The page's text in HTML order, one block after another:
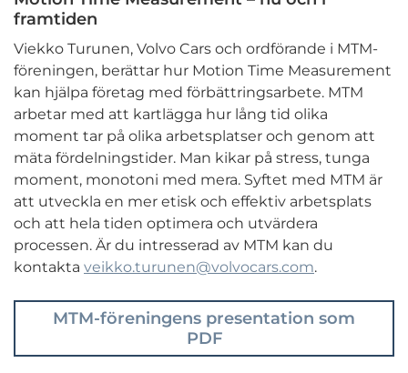
framtiden
Viekko Turunen, Volvo Cars och ordförande i MTM-
föreningen, berättar hur Motion Time Measurement
kan hjälpa företag med förbättringsarbete. MTM
arbetar med att kartlägga hur lång tid olika
moment tar på olika arbetsplatser och genom att
mäta fördelningstider. Man kikar på stress, tunga
moment, monotoni med mera. Syftet med MTM är
att utveckla en mer etisk och effektiv arbetsplats
och att hela tiden optimera och utvärdera
processen. Är du intresserad av MTM kan du
kontakta veikko.turunen@volvocars.com.
MTM-föreningens presentation som
PDF